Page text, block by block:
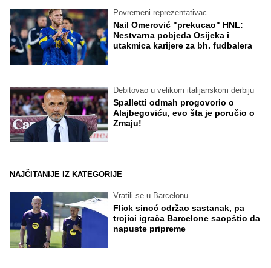
Povremeni reprezentativac
Nail Omerović "prekucao" HNL:
Nestvarna pobjeda Osijeka i
utakmica karijere za bh. fudbalera
Debitovao u velikom italijanskom derbiju
Spalletti odmah progovorio o
Alajbegoviću, evo šta je poručio o
Zmaju!
NAJČITANIJE IZ KATEGORIJE
Vratili se u Barcelonu
Flick sinoć održao sastanak, pa
trojici igrača Barcelone saopštio da
napuste pripreme